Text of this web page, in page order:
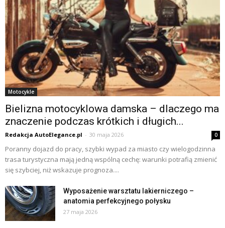
Motocykle
Bielizna motocyklowa damska – dlaczego ma
znaczenie podczas krótkich i długich...
Redakcja AutoElegance.pl - 30 maja 2026 0
Poranny dojazd do pracy, szybki wypad za miasto czy wielogodzinna
trasa turystyczna mają jedną wspólną cechę: warunki potrafią zmienić
się szybciej, niż wskazuje prognoza....
Wyposażenie warsztatu lakierniczego –
anatomia perfekcyjnego połysku
27 maja 2026